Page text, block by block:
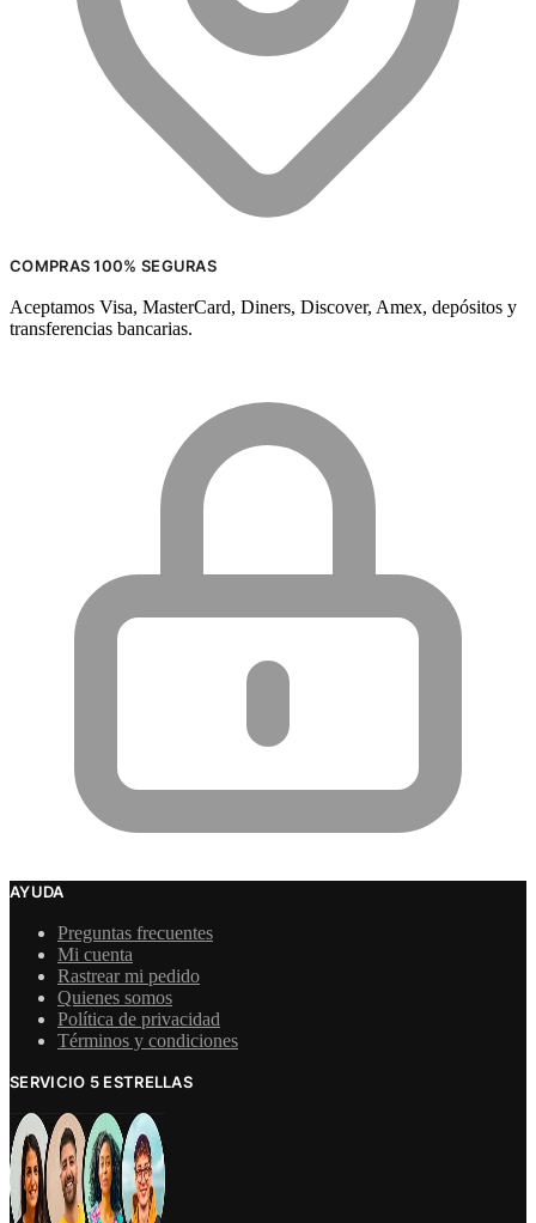
COMPRAS 100% SEGURAS
Aceptamos Visa, MasterCard, Diners, Discover, Amex, depósitos y
transferencias bancarias.
AYUDA
Preguntas frecuentes
Mi cuenta
Rastrear mi pedido
Quienes somos
Política de privacidad
Términos y condiciones
SERVICIO 5 ESTRELLAS